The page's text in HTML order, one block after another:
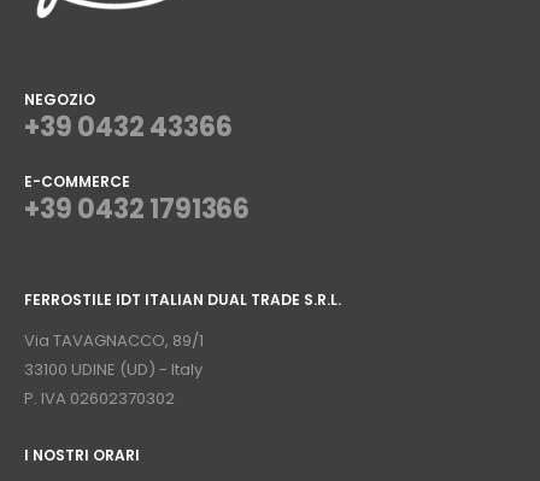
NEGOZIO
+39 0432 43366
E-COMMERCE
+39 0432 1791366
FERROSTILE IDT ITALIAN DUAL TRADE S.R.L.
Via TAVAGNACCO, 89/1
33100 UDINE (UD) - Italy
P. IVA 02602370302
I NOSTRI ORARI